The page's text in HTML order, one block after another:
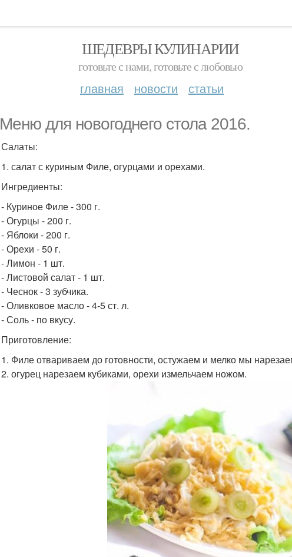
ШЕДЕВРЫ КУЛИНАРИИ
готовьте с нами, готовьте с любовью
главная новости статьи
Меню для новогоднего стола 2016.
Салаты:
1. салат с куриным Филе, огурцами и орехами.
Ингредиенты:
- Куриное Филе - 300 г.
- Огурцы - 200 г.
- Яблоки - 200 г.
- Орехи - 50 г.
- Лимон - 1 шт.
- Листовой салат - 1 шт.
- Чеснок - 3 зубчика.
- Оливковое масло - 4-5 ст. л.
- Соль - по вкусу.
Приготовление:
1. Филе отвариваем до готовности, остужаем и мелко мы
2. огурец нарезаем кубиками, орехи измельчаем ножом.